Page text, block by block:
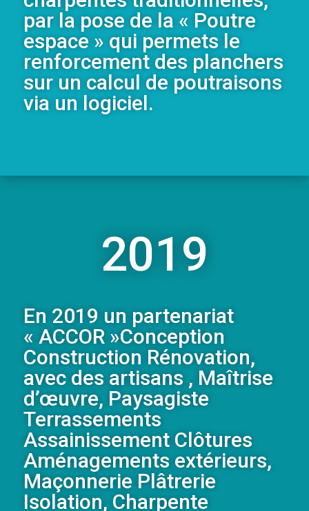
par la pose de la « Poutre
espace » qui permets le
renforcement des planchers
sur un calcul de poutraisons
via un logiciel.
2019
En 2019 un partenariat
« ACCOR »Conception
Construction Rénovation,
avec des artisans , Maîtrise
d’œuvre, Paysagiste
Terrassements
Assainissement Clôtures
Aménagements extérieurs,
Maçonnerie Plâtrerie
Isolation, Charpente